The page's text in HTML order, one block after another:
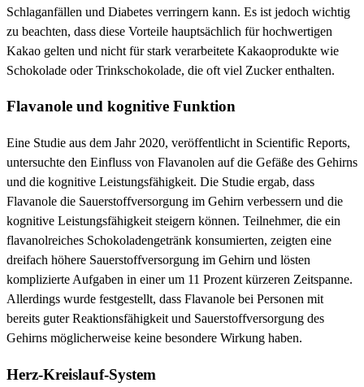
Schlaganfällen und Diabetes verringern kann. Es ist jedoch wichtig
zu beachten, dass diese Vorteile hauptsächlich für hochwertigen
Kakao gelten und nicht für stark verarbeitete Kakaoprodukte wie
Schokolade oder Trinkschokolade, die oft viel Zucker enthalten.
Flavanole und kognitive Funktion
Eine Studie aus dem Jahr 2020, veröffentlicht in Scientific Reports,
untersuchte den Einfluss von Flavanolen auf die Gefäße des Gehirns
und die kognitive Leistungsfähigkeit. Die Studie ergab, dass
Flavanole die Sauerstoffversorgung im Gehirn verbessern und die
kognitive Leistungsfähigkeit steigern können. Teilnehmer, die ein
flavanolreiches Schokoladengetränk konsumierten, zeigten eine
dreifach höhere Sauerstoffversorgung im Gehirn und lösten
komplizierte Aufgaben in einer um 11 Prozent kürzeren Zeitspanne.
Allerdings wurde festgestellt, dass Flavanole bei Personen mit
bereits guter Reaktionsfähigkeit und Sauerstoffversorgung des
Gehirns möglicherweise keine besondere Wirkung haben.
Herz-Kreislauf-System